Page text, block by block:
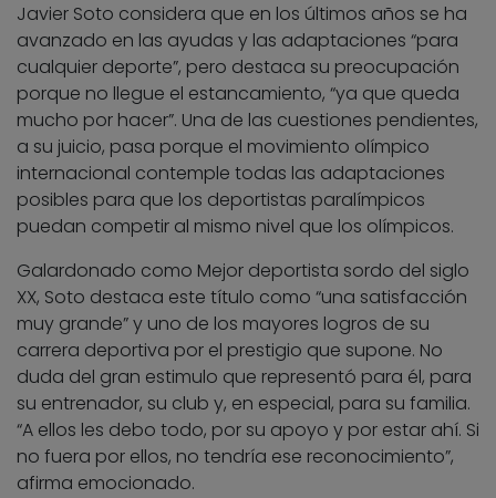
Javier Soto considera que en los últimos años se ha
avanzado en las ayudas y las adaptaciones “para
cualquier deporte”, pero destaca su preocupación
porque no llegue el estancamiento, “ya que queda
mucho por hacer”. Una de las cuestiones pendientes,
a su juicio, pasa porque el movimiento olímpico
internacional contemple todas las adaptaciones
posibles para que los deportistas paralímpicos
puedan competir al mismo nivel que los olímpicos.
Galardonado como Mejor deportista sordo del siglo
XX, Soto destaca este título como “una satisfacción
muy grande” y uno de los mayores logros de su
carrera deportiva por el prestigio que supone. No
duda del gran estimulo que representó para él, para
su entrenador, su club y, en especial, para su familia.
“A ellos les debo todo, por su apoyo y por estar ahí. Si
no fuera por ellos, no tendría ese reconocimiento”,
afirma emocionado.